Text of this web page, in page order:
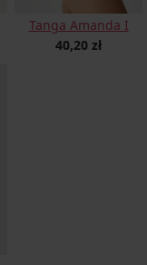
Tanga Amanda I
40,20 zł